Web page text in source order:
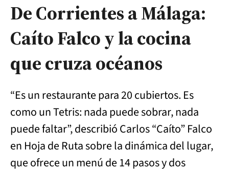
De Corrientes a Málaga:
Caíto Falco y la cocina
que cruza océanos
“Es un restaurante para 20 cubiertos. Es
como un Tetris: nada puede sobrar, nada
puede faltar”, describió Carlos “Caíto” Falco
en Hoja de Ruta sobre la dinámica del lugar,
que ofrece un menú de 14 pasos y dos